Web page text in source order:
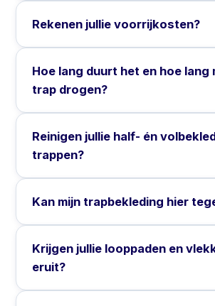
Rekenen jullie voorrijkosten?
Hoe lang duurt het en hoe lang
trap drogen?
Reinigen jullie half- én
trappen?
Kan mijn trapbekleding hier
Krijgen jullie looppaden en
eruit?